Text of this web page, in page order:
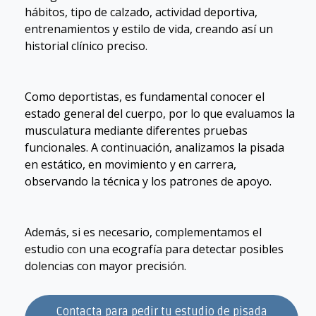
hábitos, tipo de calzado, actividad deportiva,
entrenamientos y estilo de vida, creando así un
historial clínico preciso.
Como deportistas, es fundamental conocer el
estado general del cuerpo, por lo que evaluamos la
musculatura mediante diferentes pruebas
funcionales. A continuación, analizamos la pisada
en estático, en movimiento y en carrera,
observando la técnica y los patrones de apoyo.
Además, si es necesario, complementamos el
estudio con una ecografía para detectar posibles
dolencias con mayor precisión.
Contacta para pedir tu estudio de pisada